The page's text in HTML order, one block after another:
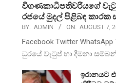
විගණකාධිපතිවරියගේ
රජයේ මුදල් පිළිබඳ කාරක
BY: ADMIN ON: AUGUST 7,
Facebook Twitter
ධුරයේ වැටුප් හා දීමනා
ඉරානයට